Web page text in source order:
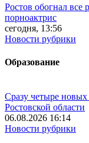
Ростов обогнал все
порноактрис
сегодня, 13:56
Новости рубрики
Образование
Сразу четыре
Ростовской области
06.08.2026 16:14
Новости рубрики